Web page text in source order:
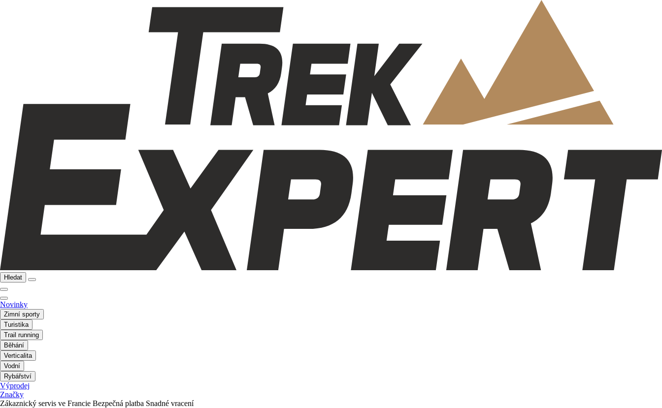
Hledat
Novinky
Zimní sporty
Turistika
Trail running
Běhání
Verticalita
Vodní
Rybářství
Výprodej
Značky
Zákaznický servis ve Francie Bezpečná platba Snadné vracení